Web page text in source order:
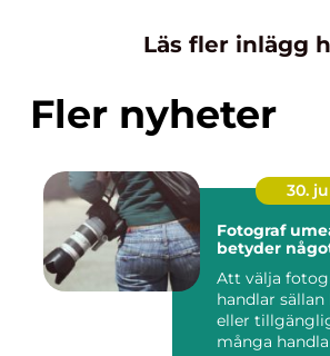
Läs fler inlägg
Fler nyheter
30.
Fotograf umeå när
betyder
Att välja
handlar
eller
många